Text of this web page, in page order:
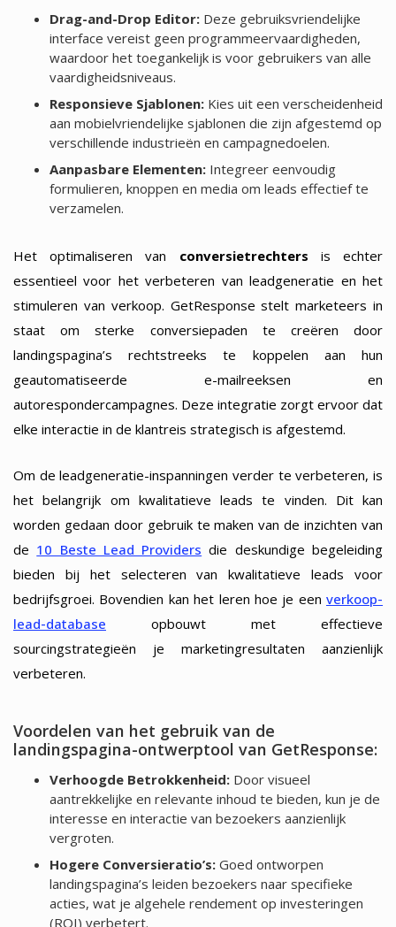
Drag-and-Drop Editor:Deze gebruiksvriendelijke
interface vereist geen programmeervaardigheden,
waardoor het toegankelijk is voor gebruikers van alle
vaardigheidsniveaus.
Responsieve Sjablonen:Kies uit een verscheidenheid
aan mobielvriendelijke sjablonen die zijn afgestemd op
verschillende industrieën en campagnedoelen.
Aanpasbare Elementen:Integreer eenvoudig
formulieren, knoppen en media om leads effectief te
verzamelen.
Het optimaliseren van conversietrechters is echter
essentieel voor het verbeteren van leadgeneratie en het
stimuleren van verkoop. GetResponse stelt marketeers in
staat om sterke conversiepaden te creëren door
landingspagina’s rechtstreeks te koppelen aan hun
geautomatiseerde e-mailreeksen en
autorespondercampagnes. Deze integratie zorgt ervoor dat
elke interactie in de klantreis strategisch is afgestemd.
Om de leadgeneratie-inspanningen verder te verbeteren, is
het belangrijk om kwalitatieve leads te vinden. Dit kan
worden gedaan door gebruik te maken van de inzichten van
de 10 Beste Lead Providers die deskundige begeleiding
bieden bij het selecteren van kwalitatieve leads voor
bedrijfsgroei. Bovendien kan het leren hoe je een verkoop-
lead-database opbouwt met effectieve
sourcingstrategieën je marketingresultaten aanzienlijk
verbeteren.
Voordelen van het gebruik van de
landingspagina-ontwerptool van GetResponse:
Verhoogde Betrokkenheid:Door visueel
aantrekkelijke en relevante inhoud te bieden, kun je de
interesse en interactie van bezoekers aanzienlijk
vergroten.
Hogere Conversieratio’s:Goed ontworpen
landingspagina’s leiden bezoekers naar specifieke
acties, wat je algehele rendement op investeringen
(ROI) verbetert.